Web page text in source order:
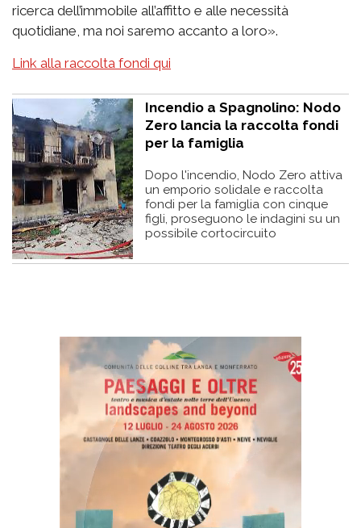
ricerca dell’immobile all’affitto e alle necessità
quotidiane, ma noi saremo accanto a loro».
Link alla raccolta fondi qui
Incendio a Spagnolino: Nodo
Zero lancia la raccolta fondi
per la famiglia
Dopo l'incendio, Nodo Zero attiva
un emporio solidale e raccolta
fondi per la famiglia con cinque
figli, proseguono le indagini su un
possibile cortocircuito